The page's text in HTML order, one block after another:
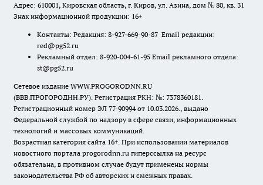
Адрес: 610001, Кировская область, г. Киров, ул. Азина, дом № 80, кв. 31
Знак информационной продукции: 16+
Контакты: Редакция: 8-927-669-90-87 Email редакции:
red@pg52.ru
Рекламный отдел: 8-920-004-61-95 Email рекламного отдела:
st@pg52.ru
Сетевое издание WWW.PROGORODNN.RU
(ВВВ.ПРОГОРОДНН.РУ). Регистрация РКН: №: 7378360181.
Регистрационный номер ЭЛ 77-90994 от 10.03.2026., выдано
Федеральной службой по надзору в сфере связи, информационных
технологий и массовых коммуникаций.
Возрастная категория сайта 16+. При использовании материалов
новостного портала progorodnn.ru гиперссылка на ресурс
обязательна, в противном случае будут применены нормы
законодательства РФ об авторских и смежных правах.